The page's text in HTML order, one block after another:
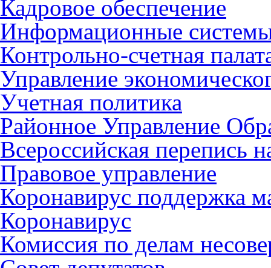
Кадровое обеспечение
Информационные
Контрольно-счетная
Управление
Учетная политика
Районное Управление
Всероссийская перепись
Правовое управление
Коронавирус поддержка
Коронавирус
Комиссия по делам